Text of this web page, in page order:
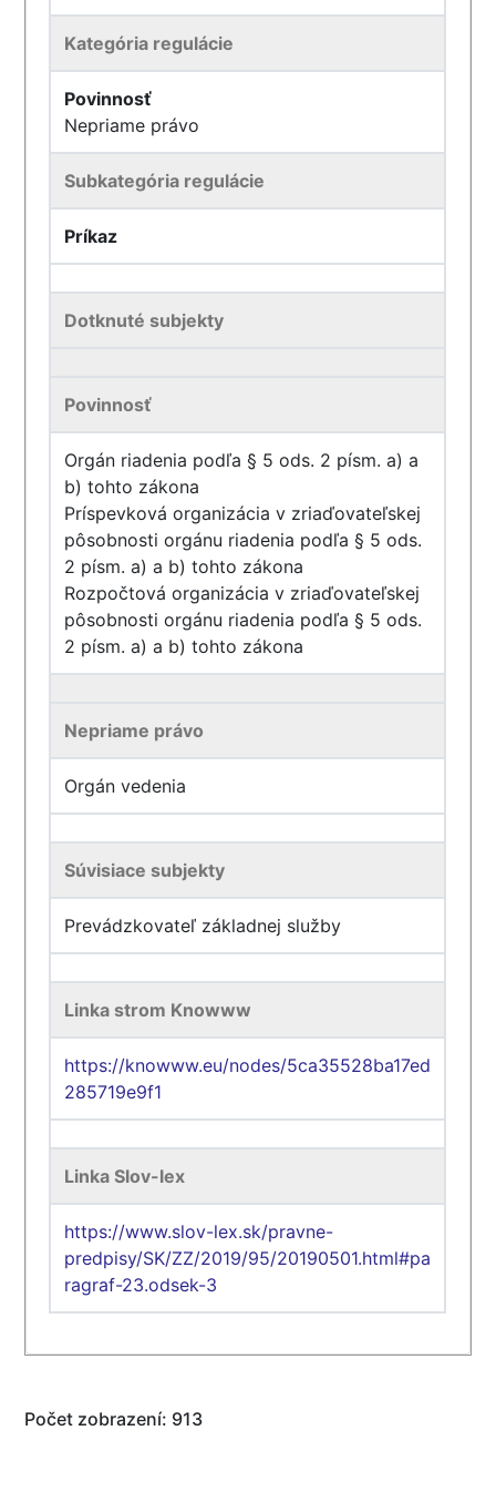
Kategória regulácie
Povinnosť
Nepriame právo
Subkategória regulácie
Príkaz
Dotknuté subjekty
Povinnosť
Orgán riadenia podľa § 5 ods. 2 písm. a) a
b) tohto zákona
Príspevková organizácia v zriaďovateľskej
pôsobnosti orgánu riadenia podľa § 5 ods.
2 písm. a) a b) tohto zákona
Rozpočtová organizácia v zriaďovateľskej
pôsobnosti orgánu riadenia podľa § 5 ods.
2 písm. a) a b) tohto zákona
Nepriame právo
Orgán vedenia
Súvisiace subjekty
Prevádzkovateľ základnej služby
Linka strom Knowww
https://knowww.eu/nodes/5ca35528ba17ed
285719e9f1
Linka Slov-lex
https://www.slov-lex.sk/pravne-
predpisy/SK/ZZ/2019/95/20190501.html#pa
ragraf-23.odsek-3
Počet zobrazení: 913